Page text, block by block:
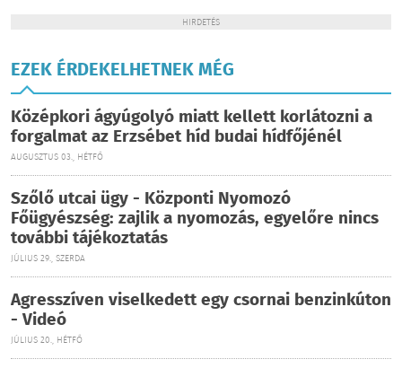
HIRDETÉS
EZEK ÉRDEKELHETNEK MÉG
Középkori ágyúgolyó miatt kellett korlátozni a
forgalmat az Erzsébet híd budai hídfőjénél
AUGUSZTUS 03., HÉTFŐ
Szőlő utcai ügy - Központi Nyomozó
Főügyészség: zajlik a nyomozás, egyelőre nincs
további tájékoztatás
JÚLIUS 29., SZERDA
Agresszíven viselkedett egy csornai benzinkúton
- Videó
JÚLIUS 20., HÉTFŐ